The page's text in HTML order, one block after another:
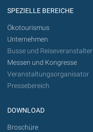
SPEZIELLE BEREICHE
Ökotourismus
Unternehmen
Busse und Reiseveranstalter
Messen und Kongresse
Veranstaltungsorganisator
Pressebereich
DOWNLOAD
Broschüre